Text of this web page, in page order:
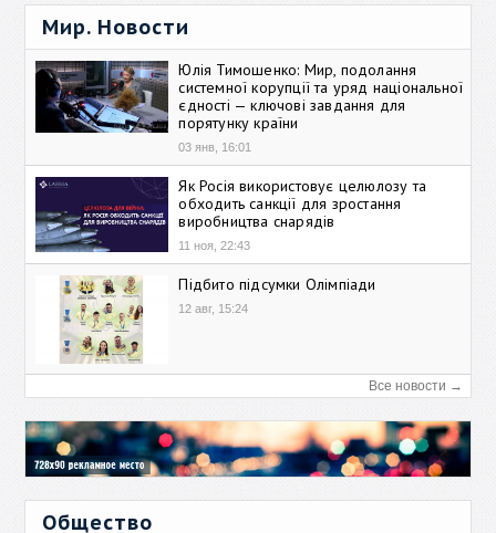
Мир. Новости
Юлія Тимошенко: Мир, подолання
системної корупції та уряд національної
єдності — ключові завдання для
порятунку країни
03 янв, 16:01
Як Росія використовує целюлозу та
обходить санкції для зростання
виробництва снарядів
11 ноя, 22:43
Підбито підсумки Олімпіади
12 авг, 15:24
Все новости →
Общество